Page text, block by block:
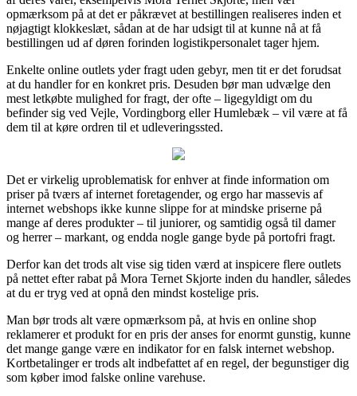
opmærksom på at det er påkrævet at bestillingen realiseres inden et
nøjagtigt klokkeslæt, sådan at de har udsigt til at kunne nå at få
bestillingen ud af døren forinden logistikpersonalet tager hjem.
Enkelte online outlets yder fragt uden gebyr, men tit er det forudsat
at du handler for en konkret pris. Desuden bør man udvælge den
mest letkøbte mulighed for fragt, der ofte – ligegyldigt om du
befinder sig ved Vejle, Vordingborg eller Humlebæk – vil være at få
dem til at køre ordren til et udleveringssted.
Det er virkelig uproblematisk for enhver at finde information om
priser på tværs af internet foretagender, og ergo har massevis af
internet webshops ikke kunne slippe for at mindske priserne på
mange af deres produkter – til juniorer, og samtidig også til damer
og herrer – markant, og endda nogle gange byde på portofri fragt.
Derfor kan det trods alt vise sig tiden værd at inspicere flere outlets
på nettet efter rabat på Mora Ternet Skjorte inden du handler, således
at du er tryg ved at opnå den mindst kostelige pris.
Man bør trods alt være opmærksom på, at hvis en online shop
reklamerer et produkt for en pris der anses for enormt gunstig, kunne
det mange gange være en indikator for en falsk internet webshop.
Kortbetalinger er trods alt indbefattet af en regel, der begunstiger dig
som køber imod falske online varehuse.